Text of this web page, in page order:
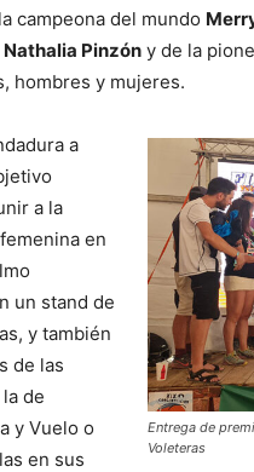
campeona del mundo
Nathalia Pinzón y de la
hombres y mujeres.
Entrega de
Voleteras
a
a la
en
un stand de
y también
de las
de
y Vuelo o
en sus